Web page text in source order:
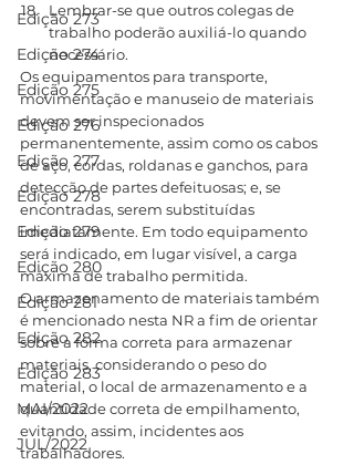
Edição 273
Edição 274
Edição 275
Edição 276
Edição 277
Edição 278
Edição 279
Edição 280
Edição 281
Edição 282
Edição 283
MAI/2022
JUL/2022
Lembrar-se que outros colegas de
trabalho poderão auxiliá-lo quando
necessário.
Os equipamentos para transporte,
movimentação e manuseio de materiais
devem ser inspecionados
permanentemente, assim como os cabos
de aço, cordas, roldanas e ganchos, para
detecção de partes defeituosas; e, se
encontradas, serem substituídas
imediatamente. Em todo equipamento
será indicado, em lugar visível, a carga
máxima de trabalho permitida.
O armazenamento de materiais também
é mencionado nesta NR a fim de orientar
sobre a forma correta para armazenar
materiais, considerando o peso do
material, o local de armazenamento e a
quantidade correta de empilhamento,
evitando, assim, incidentes aos
trabalhadores.